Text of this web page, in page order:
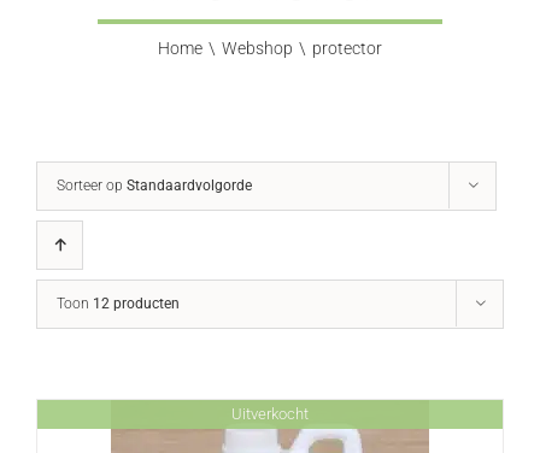
Home Webshop protector
Sorteer op Standaardvolgorde
Toon 12 producten
Uitverkocht